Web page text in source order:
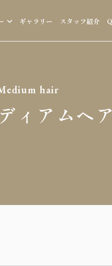
ギャラリー スタッフ紹介
hair
ィアムヘア